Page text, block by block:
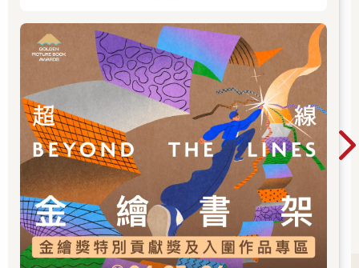
「跨域應用獎」、「年度繪本獎」，以及「金繪
大獎」。